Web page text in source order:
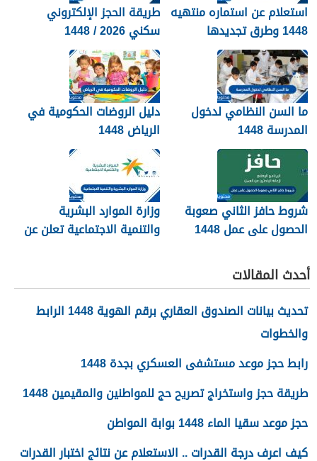
استعلام عن استماره منتهيه
1448 وطرق تجديدها
طريقة الحجز الإلكتروني
سكني 2026 / 1448
بالتفصيل
ما السن النظامي لدخول
المدرسة 1448
دليل الروضات الحكومية في
الرياض 1448
شروط حافز الثاني صعوبة
الحصول على عمل 1448
وزارة الموارد البشرية
والتنمية الاجتماعية تعلن عن
1448
أحدث المقالات
تحديث بيانات الصندوق العقاري برقم الهوية 1448 الرابط
والخطوات
رابط حجز موعد مستشفى العسكري بجدة 1448
طريقة حجز واستخراج تصريح حج للمواطنين والمقيمين 1448
حجز موعد سقيا الماء 1448 بوابة المواطن
كيف اعرف درجة القدرات .. الاستعلام عن نتائج اختبار القدرات